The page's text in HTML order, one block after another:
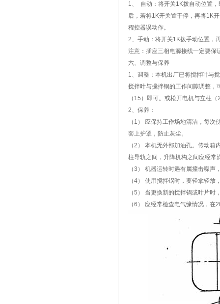
1、 自动：将开关1K拨自动位置
后，若将1K开关置于停，再将1K
程控器误动作。
2、手动：将开关1K拨手动位置，
注意：插座三相电源接线一定要保
六、调整与保养
1、调整：本机出厂已将搅拌叶与
搅拌叶与搅拌锅的工作间隙调整，
（15）即可。或松开电机与立柱
2、保养：
（1） 应保持工作场地清洁，每
套上护罩，防止灰尘。
（2） 本机无外部加油孔。传动
柱导轨之间，升降机构之间应经常
（3） 机器运转时遇有属撞击噪
（4） 使用搅拌锅时，要轻拿轻
（5） 当更换新的搅拌锅或叶片时
（6） 应经常检查电气缘情况，